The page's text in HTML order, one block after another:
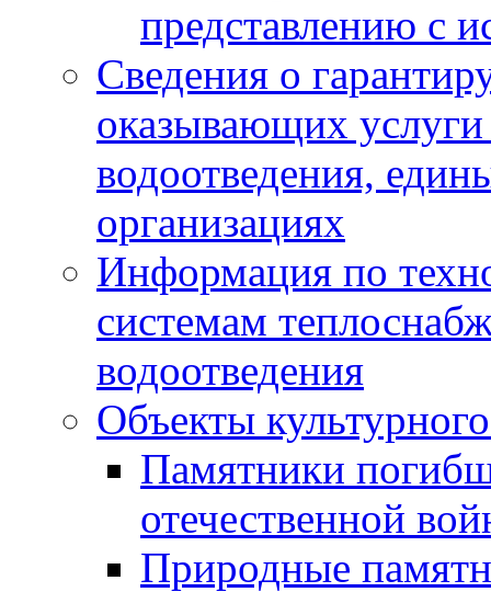
представлению с
Сведения о
оказывающих
водоотведения,
организациях
Информация по
системам
водоотведения
Объекты
Памятники
отечественной
Природные